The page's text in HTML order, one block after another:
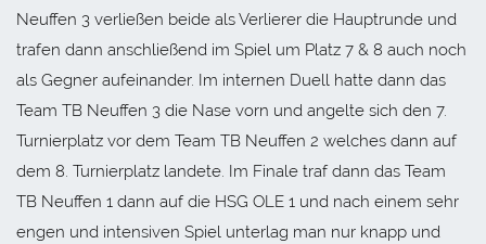
Neuffen 3 verließen beide als Verlierer die Hauptrunde und
trafen dann anschließend im Spiel um Platz 7 & 8 auch noch
als Gegner aufeinander. Im internen Duell hatte dann das
Team TB Neuffen 3 die Nase vorn und angelte sich den 7.
Turnierplatz vor dem Team TB Neuffen 2 welches dann auf
dem 8. Turnierplatz landete. Im Finale traf dann das Team
TB Neuffen 1 dann auf die HSG OLE 1 und nach einem sehr
engen und intensiven Spiel unterlag man nur knapp und